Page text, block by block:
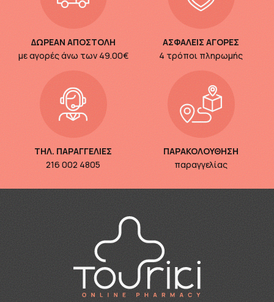
ΔΩΡΕΑΝ ΑΠΟΣΤΟΛΗ
με αγορές άνω των 49.00€
ΑΣΦΑΛΕΙΣ ΑΓΟΡΕΣ
4 τρόποι πληρωμής
ΤΗΛ. ΠΑΡΑΓΓΕΛΙΕΣ
216 002 4805
ΠΑΡΑΚΟΛΟΥΘΗΣΗ
παραγγελίας